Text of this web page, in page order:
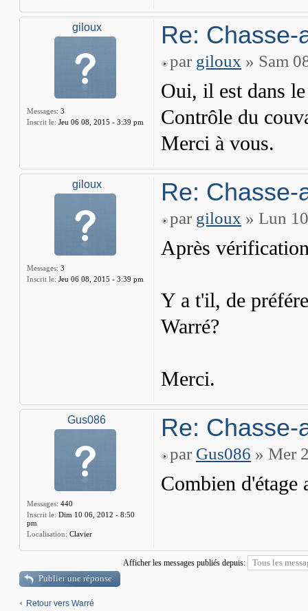
giloux
Messages: 3
Inscrit le: Jeu 06 08, 2015 - 3:39 pm
Re: Chasse-
par giloux » Sam
Oui, il est dans
Contrôle du
Merci à vous.
giloux
Messages: 3
Inscrit le: Jeu 06 08, 2015 - 3:39 pm
Re: Chasse-
par giloux » Lun
Après
Y a t'il, de
Warré?
Merci.
Gus086
Messages: 440
Inscrit le: Dim 10 06, 2012 - 8:50
pm
Localisation: Clavier
Re: Chasse-
par Gus086 » Mer
Combien d'étage
Afficher les messages publiés depuis:
Publier une réponse
Retour vers Warré